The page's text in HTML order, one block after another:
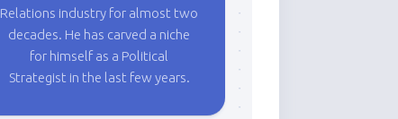
Relations industry for almost two
decades. He has carved a niche
for himself as a Political
Strategist in the last few years.